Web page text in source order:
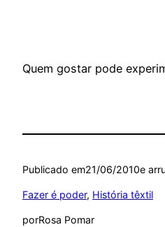
Quem gostar pode
Publicado em21/06/2010e
Fazer é poder, História têxtil
porRosa Pomar